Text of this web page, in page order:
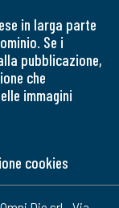
in larga parte
Se i
pubblicazione,
che
immagini
cookies